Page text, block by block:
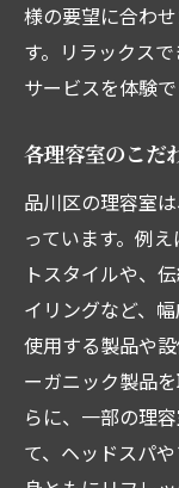
様の要望に合わ
す。リラックス
サービスを体験
各理容室のこだ
品川区の理容室
っています。例
トスタイルや、
イリングなど、
使用する製品や
ーガニック製品
らに、一部の理
て、ヘッドスパ